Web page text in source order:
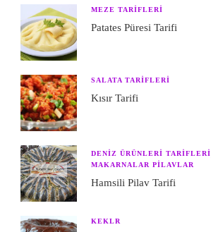
MEZE TARIFLERI
Patates Püresi Tarifi
SALATA TARIFLERI
Kısır Tarifi
DENIZ ÜRÜNLERI TARIFLERI
MAKARNALAR PILAVLAR
Hamsili Pilav Tarifi
KEKLR